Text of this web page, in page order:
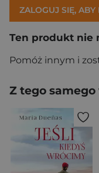
ZALOGUJ SIĘ,
Ten produkt nie
Pomóż innym i
Z tego